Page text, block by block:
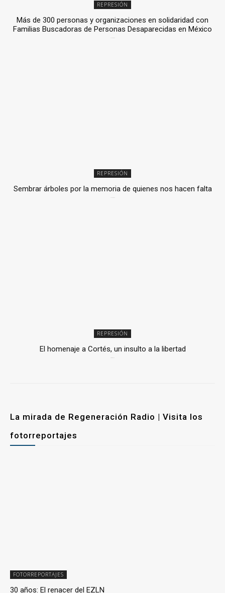
REPRESIÓN
Más de 300 personas y organizaciones en solidaridad con
Familias Buscadoras de Personas Desaparecidas en México
REPRESIÓN
Sembrar árboles por la memoria de quienes nos hacen falta
REPRESIÓN
El homenaje a Cortés, un insulto a la libertad
La mirada de Regeneración Radio | Visita los
fotorreportajes
FOTORREPORTAJES
30 años: El renacer del EZLN